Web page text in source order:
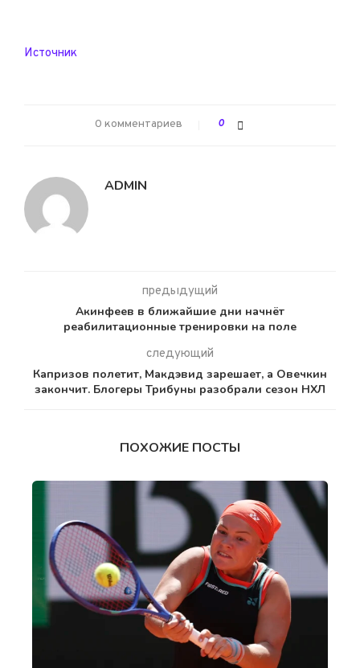
Источник
0 комментариев 0
ADMIN
предыдущий
Акинфеев в ближайшие дни начнёт
реабилитационные тренировки на поле
следующий
Капризов полетит, Макдэвид зарешает, а Овечкин
закончит. Блогеры Трибуны разобрали сезон НХЛ
ПОХОЖИЕ ПОСТЫ